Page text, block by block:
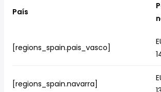
País
[regions_spain.pais_vasco]
[regions_spain.navarra]